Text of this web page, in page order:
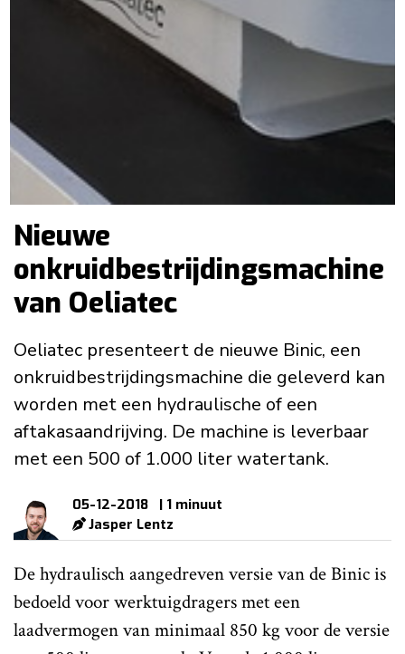
Nieuwe
onkruidbestrijdingsmachine
van Oeliatec
Oeliatec presenteert de nieuwe Binic, een
onkruidbestrijdingsmachine die geleverd kan
worden met een hydraulische of een
aftakasaandrijving. De machine is leverbaar
met een 500 of 1.000 liter watertank.
05-12-2018
| 1 minuut
Jasper Lentz
De hydraulisch aangedreven versie van de Binic is
bedoeld voor werktuigdragers met een
laadvermogen van minimaal 850 kg voor de versie